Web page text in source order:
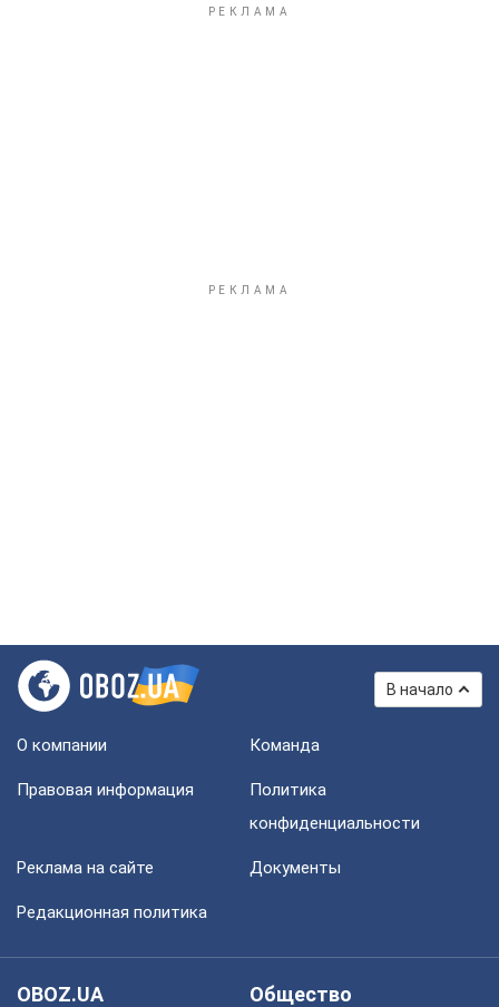
В начало
О компании Команда
Правовая информация
Политика
конфиденциальности
Реклама на сайте Документы
Редакционная политика
OBOZ.UA
Общество